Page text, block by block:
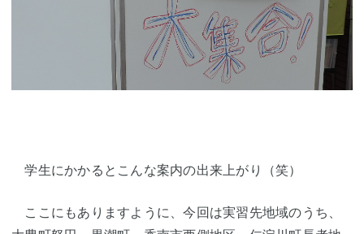
学生にかかるとこんな案内の出来上がり（笑）
ここにもありますように、今回は実習先地域のうち、